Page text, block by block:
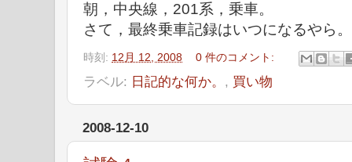
朝，中央線，201系，乗車。
さて，最終乗車記録はいつになるやら。
時刻: 12月 12, 2008 0 件のコメント:
ラベル: 日記的な何か。 , 買い物
2008-12-10